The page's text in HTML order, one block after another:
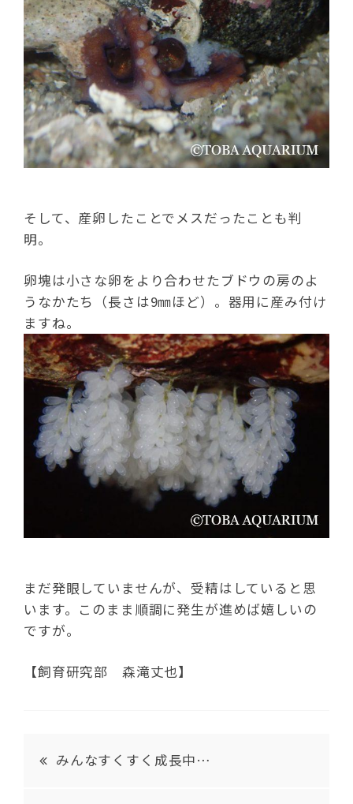
そして、産卵したことでメスだったことも判
明。
卵塊は小さな卵をより合わせたブドウの房のよ
うなかたち（長さは9㎜ほど）。器用に産み付け
ますね。
まだ発眼していませんが、受精はしていると思
います。このまま順調に発生が進めば嬉しいの
ですが。
【飼育研究部 森滝丈也】
みんなすくすく成長中…